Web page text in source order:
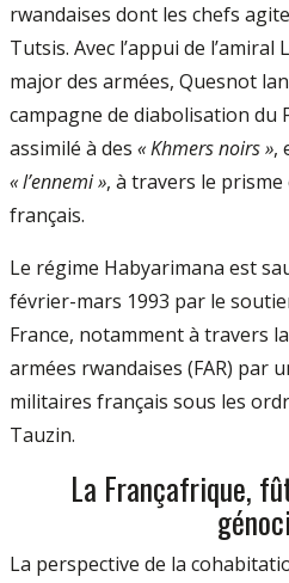
rwandaises dont les chefs
Tutsis. Avec l’appui de l’amiral
major des armées, Quesnot
campagne de diabolisation du
assimilé à des « Khmers noirs »,
« l’ennemi », à travers le
français.
Le régime Habyarimana est
février-mars 1993 par le
France, notamment à travers
armées rwandaises (FAR) par
militaires français sous les
Tauzin.
La Françafrique,
La perspective de la